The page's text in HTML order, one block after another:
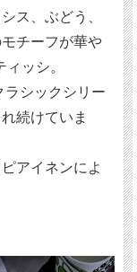
ス、ぶどう、
チーフが華や
ッシ。
ラシックシリー
続けていま
アイネンによ